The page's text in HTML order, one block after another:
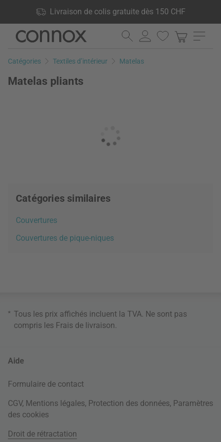
Livraison de colis gratuite dès 150 CHF
produits en stock, Droit de retour de 60 jours
Aller
contenu
Aller
la
Catégories Textiles d’intérieur Matelas
Matelas pliants
Catégories similaires
Couvertures
Couvertures de pique-niques
* Tous les prix affichés incluent la TVA. Ne sont pas
compris les Frais de livraison.
Aide
Formulaire de contact
CGV, Mentions légales, Protection des données, Paramètres
des cookies
Droit de rétractation